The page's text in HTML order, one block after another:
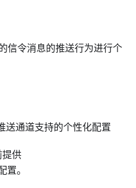
信令消息的推送行为进行个
通道支持的个性化配置
提供
置。